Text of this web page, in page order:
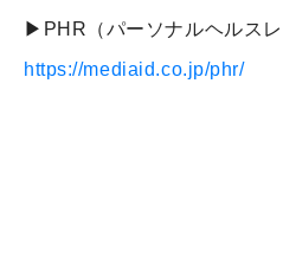
▶PHR（パーソナルヘルス
https://mediaid.co.jp/phr/